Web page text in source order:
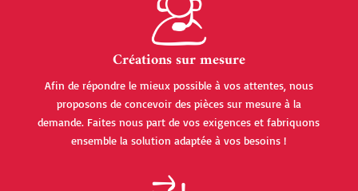
Créations sur mesure
Afin de répondre le mieux possible à vos attentes, nous
proposons de concevoir des pièces sur mesure à la
demande. Faites nous part de vos exigences et fabriquons
ensemble la solution adaptée à vos besoins !